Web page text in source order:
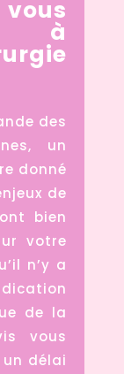
à
des
un
donné
de
bien
votre
n’y a
de la
vous
délai